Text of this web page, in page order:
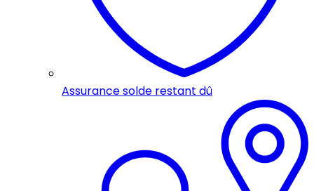
Assurance solde restant dû